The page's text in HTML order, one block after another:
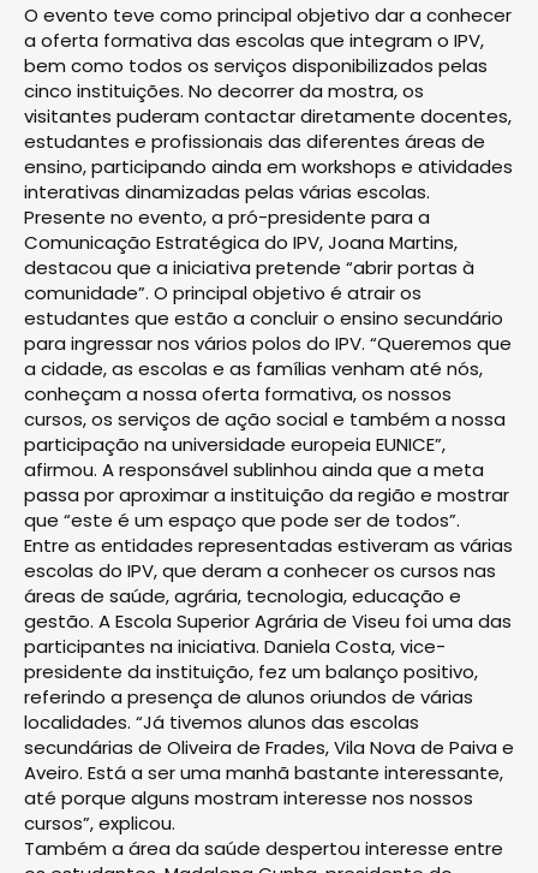
O evento teve como principal objetivo dar a conhecer
a oferta formativa das escolas que integram o IPV,
bem como todos os serviços disponibilizados pelas
cinco instituições. No decorrer da mostra, os
visitantes puderam contactar diretamente docentes,
estudantes e profissionais das diferentes áreas de
ensino, participando ainda em workshops e atividades
interativas dinamizadas pelas várias escolas.
Presente no evento, a pró-presidente para a
Comunicação Estratégica do IPV, Joana Martins,
destacou que a iniciativa pretende “abrir portas à
comunidade”. O principal objetivo é atrair os
estudantes que estão a concluir o ensino secundário
para ingressar nos vários polos do IPV. “Queremos que
a cidade, as escolas e as famílias venham até nós,
conheçam a nossa oferta formativa, os nossos
cursos, os serviços de ação social e também a nossa
participação na universidade europeia EUNICE”,
afirmou. A responsável sublinhou ainda que a meta
passa por aproximar a instituição da região e mostrar
que “este é um espaço que pode ser de todos”.
Entre as entidades representadas estiveram as várias
escolas do IPV, que deram a conhecer os cursos nas
áreas de saúde, agrária, tecnologia, educação e
gestão. A Escola Superior Agrária de Viseu foi uma das
participantes na iniciativa. Daniela Costa, vice-
presidente da instituição, fez um balanço positivo,
referindo a presença de alunos oriundos de várias
localidades. “Já tivemos alunos das escolas
secundárias de Oliveira de Frades, Vila Nova de Paiva e
Aveiro. Está a ser uma manhã bastante interessante,
até porque alguns mostram interesse nos nossos
cursos”, explicou.
Também a área da saúde despertou interesse entre